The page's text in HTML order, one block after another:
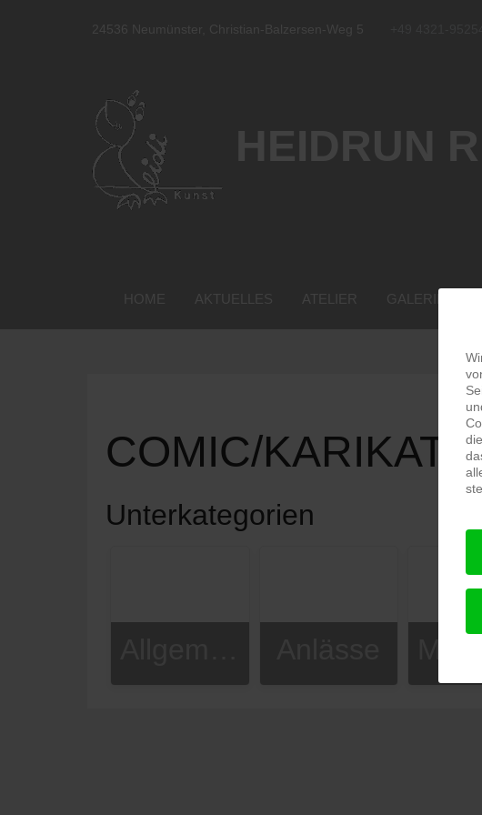
24536 Neumünster, Christian-Balzersen-Weg 5
HEIDRUN
HOME AKTUELLES ATELIER GALERIE
COMIC/
Unterkategorien